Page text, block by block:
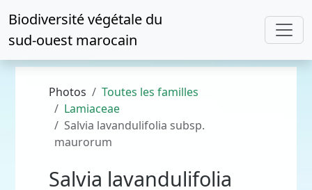
Biodiversité végétale du
sud-ouest marocain
Photos
Toutes les familles
Lamiaceae
Salvia lavandulifolia subsp.
maurorum
Salvia lavandulifolia